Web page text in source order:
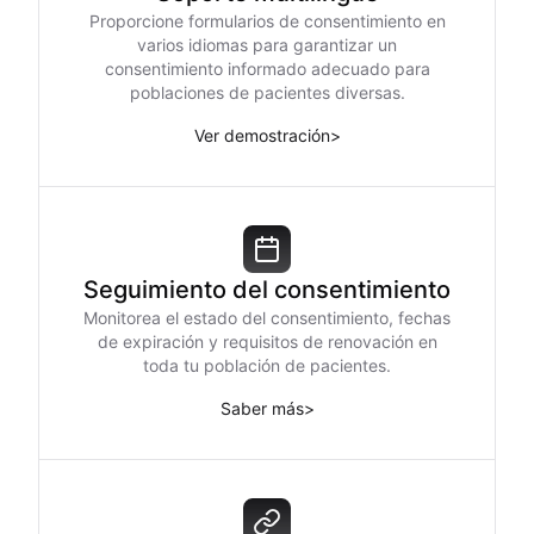
Proporcione formularios de consentimiento en
varios idiomas para garantizar un
consentimiento informado adecuado para
poblaciones de pacientes diversas.
Ver demostración>
Seguimiento del consentimiento
Monitorea el estado del consentimiento, fechas
de expiración y requisitos de renovación en
toda tu población de pacientes.
Saber más>